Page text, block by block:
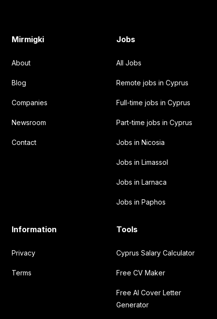
Mirmigki
About
Blog
Companies
Newsroom
Contact
Jobs
All Jobs
Remote jobs in Cyprus
Full-time jobs in Cyprus
Part-time jobs in Cyprus
Jobs in Nicosia
Jobs in Limassol
Jobs in Larnaca
Jobs in Paphos
Information
Privacy
Terms
Tools
Cyprus Salary Calculator
Free CV Maker
Free AI Cover Letter
Generator